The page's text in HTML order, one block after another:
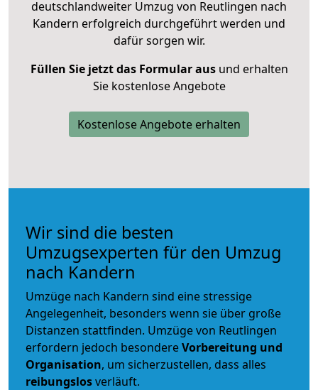
deutschlandweiter Umzug von Reutlingen nach
Kandern erfolgreich durchgeführt werden und
dafür sorgen wir.
Füllen Sie jetzt das Formular ausund erhalten
Sie kostenlose Angebote
Kostenlose Angebote erhalten
Wir sind die besten
Umzugsexperten für den Umzug
nach Kandern
Umzüge nach Kandern sind eine stressige
Angelegenheit, besonders wenn sie über große
Distanzen stattfinden. Umzüge von Reutlingen
erfordern jedoch besondereVorbereitung und
Organisation, um sicherzustellen, dass alles
reibungslosverläuft.